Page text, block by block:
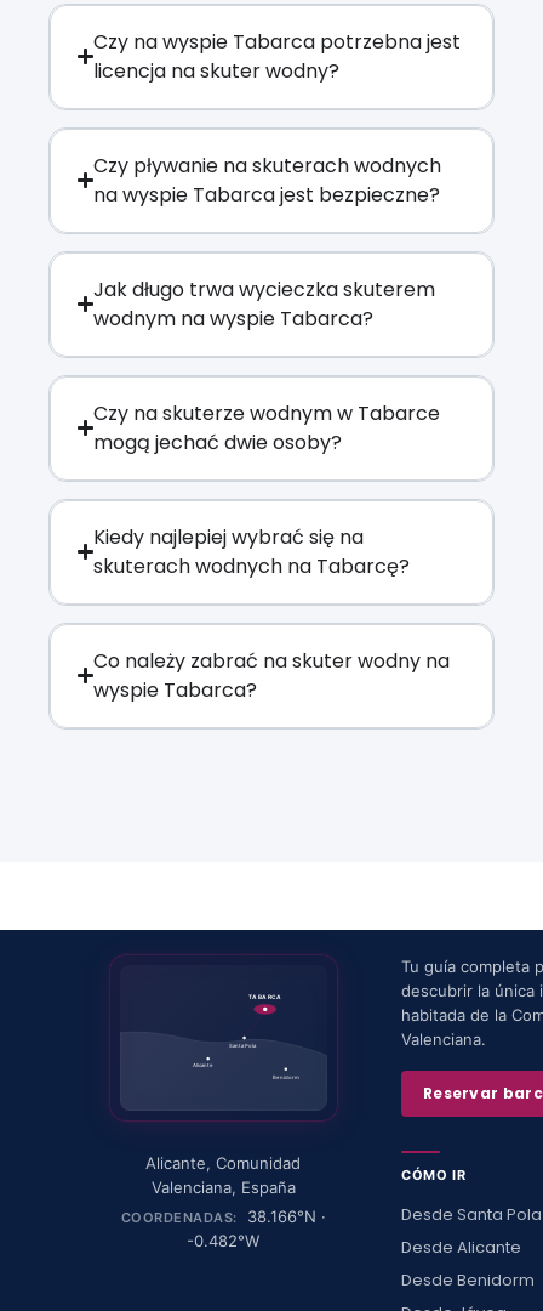
Czy na wyspie Tabarca potrzebna jest
licencja na skuter wodny?
Czy pływanie na skuterach wodnych
na wyspie Tabarca jest bezpieczne?
Jak długo trwa wycieczka skuterem
wodnym na wyspie Tabarca?
Czy na skuterze wodnym w Tabarce
mogą jechać dwie osoby?
Kiedy najlepiej wybrać się na
skuterach wodnych na Tabarcę?
Co należy zabrać na skuter wodny na
wyspie Tabarca?
TABARCA
Santa Pola
Alicante
Benidorm
Alicante,Comunidad
Valenciana, España
COORDENADAS: 38.166°N ·
-0.482°W
Tu guía completa
descubrir la única
habitada de la
Valenciana.
Reservar
CÓMO IR
Desde Santa Pola
Desde Alicante
Desde Benidorm